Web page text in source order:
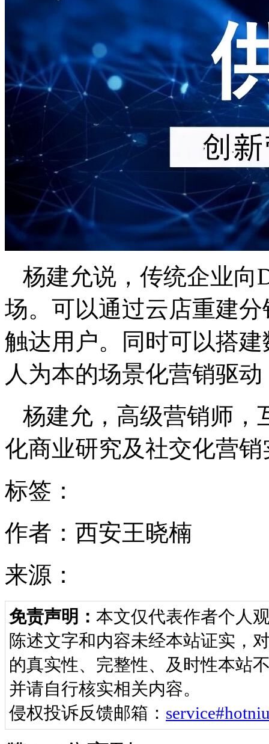
杨建允说，传统企业向
场。可以通过云店重建
触达用户。同时可以搭
人为本的场景化营销驱
杨建允，高级营销师，
化商业研究及社交化营销
标签：
作者：西安王晓楠
来源：
免责声明： 本文仅代表作者个人
陈述文字和内容未经本站证实，
的真实性、完整性、及时性本站
并请自行核实相关内容。
侵权投诉反馈邮箱：